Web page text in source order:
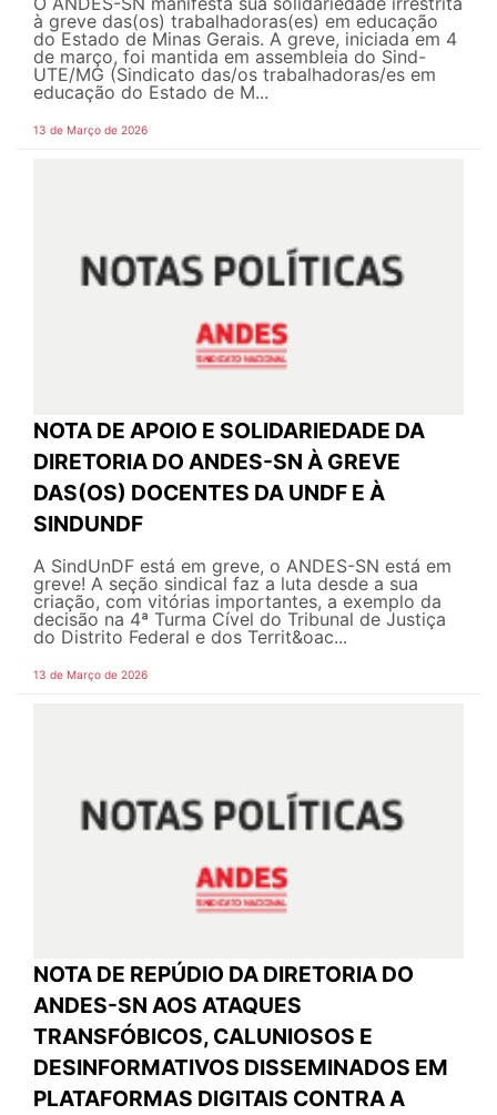
à greve das(os) trabalhadoras(es) em educação
do Estado de Minas Gerais. A greve, iniciada em 4
de março, foi mantida em assembleia do Sind-
UTE/MG (Sindicato das/os trabalhadoras/es em
educação do Estado de M...
13 de Março de 2026
NOTA DE APOIO E SOLIDARIEDADE DA
DIRETORIA DO ANDES-SN À GREVE
DAS(OS) DOCENTES DA UNDF E À
SINDUNDF
A SindUnDF está em greve, o ANDES-SN está em
greve! A seção sindical faz a luta desde a sua
criação, com vitórias importantes, a exemplo da
decisão na 4ª Turma Cível do Tribunal de Justiça
do Distrito Federal e dos Territ&oac...
13 de Março de 2026
NOTA DE REPÚDIO DA DIRETORIA DO
ANDES-SN AOS ATAQUES
TRANSFÓBICOS, CALUNIOSOS E
DESINFORMATIVOS DISSEMINADOS EM
PLATAFORMAS DIGITAIS CONTRA A